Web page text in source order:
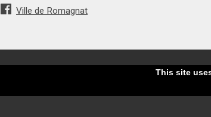
Ville de Romagnat
This site